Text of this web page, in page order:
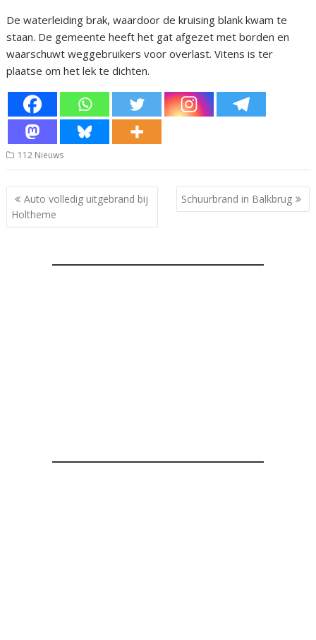
De waterleiding brak, waardoor de kruising blank kwam te
staan. De gemeente heeft het gat afgezet met borden en
waarschuwt weggebruikers voor overlast. Vitens is ter
plaatse om het lek te dichten.
112 Nieuws
Bericht
navigatie
Auto volledig uitgebrand bij
Holtheme
Schuurbrand in Balkbrug